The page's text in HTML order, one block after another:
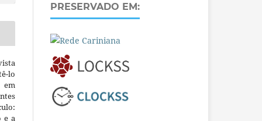
lo
em
e a
PRESERVADO EM: